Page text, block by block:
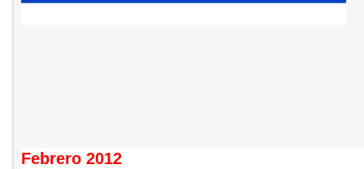
Febrero 2012